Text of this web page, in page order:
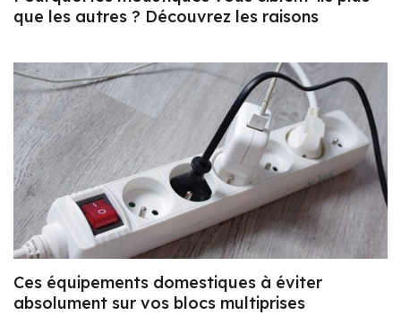
que les autres ? Découvrez les raisons
Ces équipements domestiques à éviter
absolument sur vos blocs multiprises